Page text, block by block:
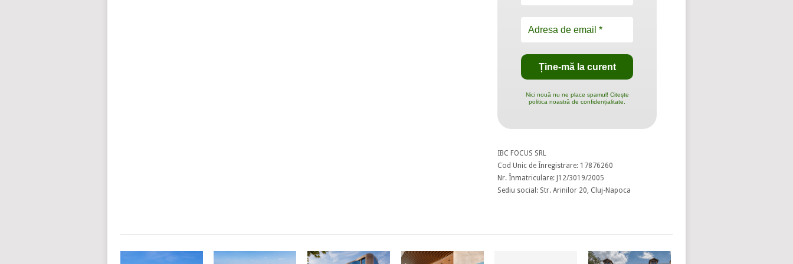
Nici nouă nu ne place spamul! Citește
politica noastră de confidențialitate.
IBC FOCUS SRL
Cod Unic de Înregistrare: 17876260
Nr. Înmatriculare: J12/3019/2005
Sediu social: Str. Arinilor 20, Cluj-Napoca